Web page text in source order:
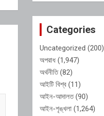
Categories
Uncategorized (200)
অপরাধ (1,947)
অর্থনীতি(82)
আইটি বিশ্ব (11)
আইন-আদালত(90)
আইন-শৃঙ্খলা (1,264)